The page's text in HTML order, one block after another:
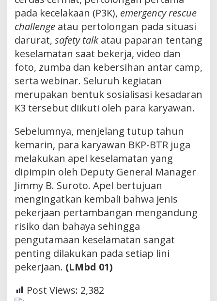
pada kecelakaan (P3K), emergency rescue
challenge atau pertolongan pada situasi
darurat, safety talk atau paparan tentang
keselamatan saat bekerja, video dan
foto, zumba dan kebersihan antar camp,
serta webinar. Seluruh kegiatan
merupakan bentuk sosialisasi kesadaran
K3 tersebut diikuti oleh para karyawan.
Sebelumnya, menjelang tutup tahun
kemarin, para karyawan BKP-BTR juga
melakukan apel keselamatan yang
dipimpin oleh Deputy General Manager
Jimmy B. Suroto. Apel bertujuan
mengingatkan kembali bahwa jenis
pekerjaan pertambangan mengandung
risiko dan bahaya sehingga
pengutamaan keselamatan sangat
penting dilakukan pada setiap lini
pekerjaan. (LMbd 01)
Post Views: 2,382